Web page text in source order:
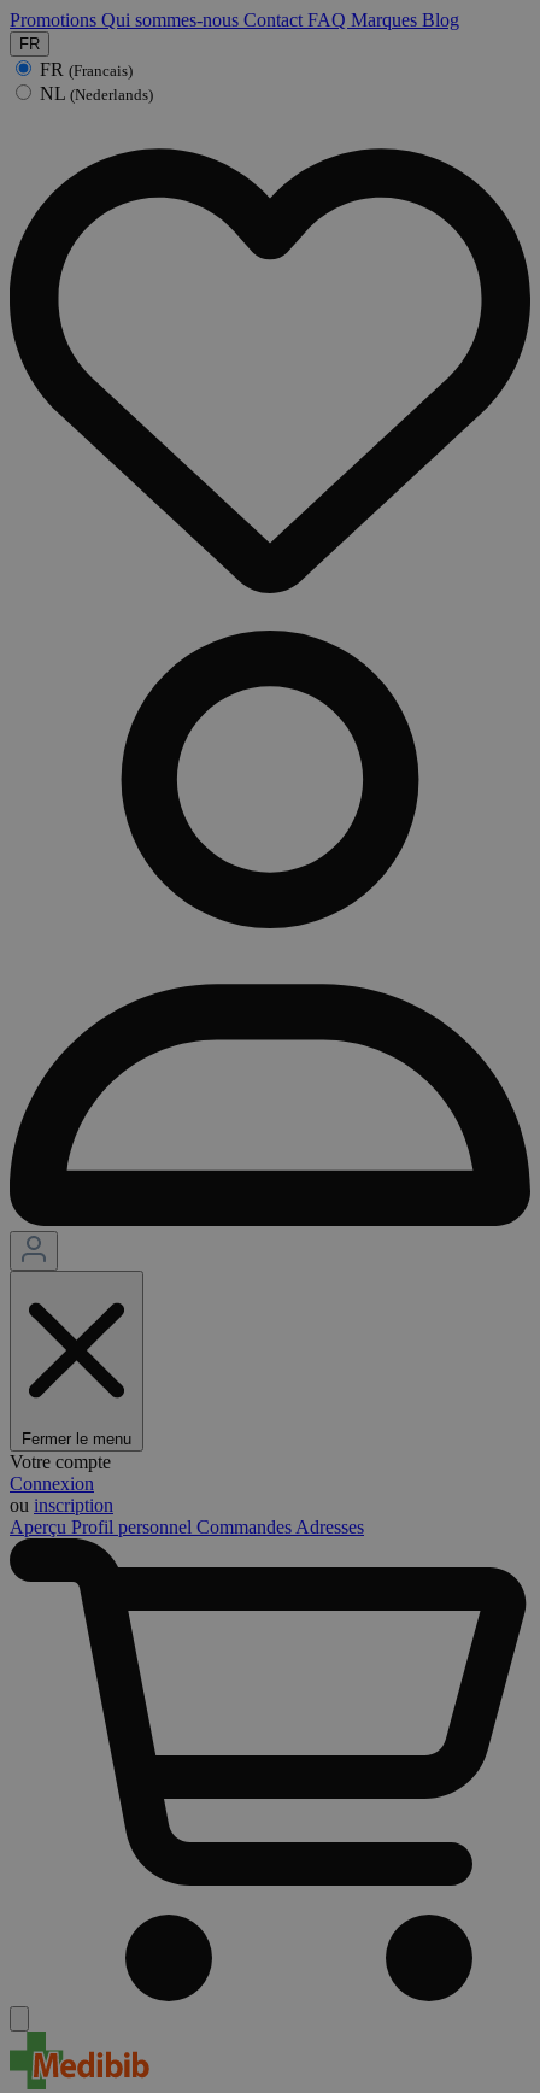
Promotions Qui sommes-nous Contact FAQ Marques Blog
FR
FR (Francais)
NL (Nederlands)
Fermer le menu
Votre compte
Connexion
ou inscription
Aperçu Profil personnel Commandes Adresses